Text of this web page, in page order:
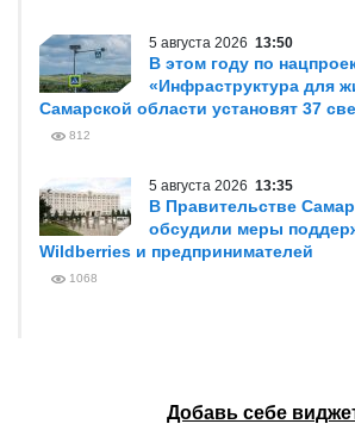
5 августа 2026 13:50
В этом году по
«Инфраструктура для
Самарской области установят 37
812
5 августа 2026 13:35
В Правительстве
обсудили меры
Wildberries и предпринимателей
1068
Добавь себе